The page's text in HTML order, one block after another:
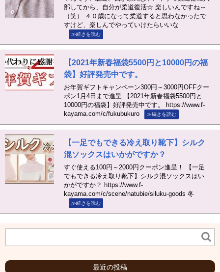
部してから、自分が柔道復活☆ 楽しいんですね～
（笑） ４０歳になって柔道すると思わなかったで
すけど、楽しんでやっていけたらいいな
≫続きを読む
【2021年新春福袋5500円と10000円の福
袋】好評発売中です。
お年賀ギフトキャンペーン300円～3000円OFFクー
ポン1月4日まで進呈 【2021年新春福袋5500円と
10000円の福袋】好評発売中です。 https://www.f-
kayama.com/c/fukubukuro
≫続きを読む
【一足でもできる冷え取り靴下】シルク
混ソックスはいかがですか？
すぐ使える100円～2000円クーポン進呈！ 【一足
でもできる冷え取り靴下】シルク混ソックスはい
かがですか？ https://www.f-
kayama.com/c/scene/natubie/siluku-goods 冬
≫続きを読む
最近の投稿